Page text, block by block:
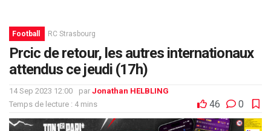
Football RC Strasbourg
Prcic de retour, les autres internationaux
attendus ce jeudi (17h)
14 Sep 2023 12:00 par Jonathan HELBLING
Temps de lecture : 4 mins
46 0